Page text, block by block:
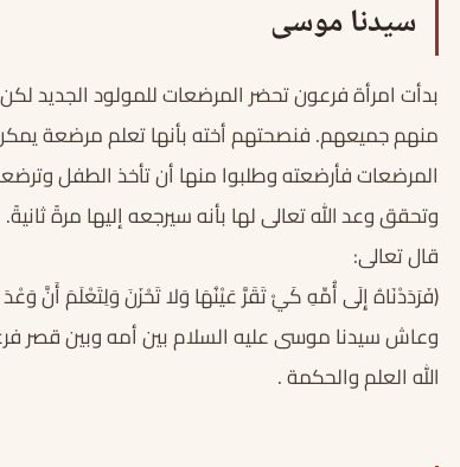
سيدنا موسى
بدأت امرأة فرعون تحضر المرضعات للمولود الجديد
منهم جميعهم. فنصحتهم أخته بأنها تعلم مرضعة
المرضعات فأرضعته وطلبوا منها أن تأخذ الطفل
وتحقق وعد الله تعالى لها بأنه سيرجعه إليها مرةً ثانيةً.
قال تعالى:
﴿فَرَدَدْنَاهُ إِلَى أُمِّهِ كَيْ تَقَرَّ عَيْنُهَا وَلا تَحْزَنَ وَلِتَعْلَمَ أَنَّ
وعاش سيدنا موسى عليه السلام بين أمه وبين قصر
الله العلم والحكمة .